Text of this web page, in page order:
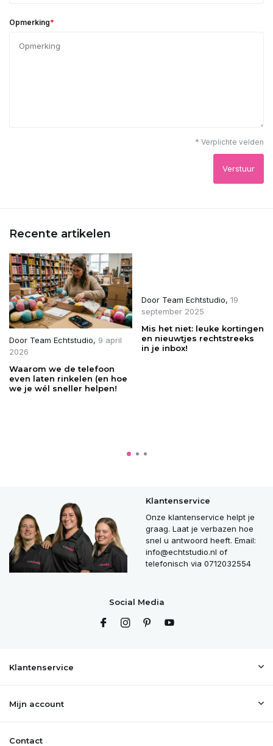
Opmerking*
* Verplichte velden
Verstuur
Recente artikelen
Door Team Echtstudio, 9 april
2026
Waarom we de telefoon
even laten rinkelen (en hoe
we je wél sneller helpen!
Door Team Echtstudio, 19
september 2025
Mis het niet: leuke kortingen
en nieuwtjes rechtstreeks
in je inbox!
Klantenservice
Onze klantenservice helpt je
graag. Laat je verbazen hoe
snel u antwoord heeft. Email:
info@echtstudio.nl of
telefonisch via 0712032554
Social Media
Klantenservice
Mijn account
Contact